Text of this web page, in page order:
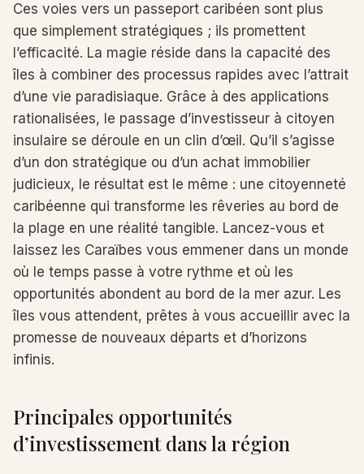
Ces voies vers un passeport caribéen sont plus
que simplement stratégiques ; ils promettent
l’efficacité. La magie réside dans la capacité des
îles à combiner des processus rapides avec l’attrait
d’une vie paradisiaque. Grâce à des applications
rationalisées, le passage d’investisseur à citoyen
insulaire se déroule en un clin d’œil. Qu’il s’agisse
d’un don stratégique ou d’un achat immobilier
judicieux, le résultat est le même : une citoyenneté
caribéenne qui transforme les rêveries au bord de
la plage en une réalité tangible. Lancez-vous et
laissez les Caraïbes vous emmener dans un monde
où le temps passe à votre rythme et où les
opportunités abondent au bord de la mer azur. Les
îles vous attendent, prêtes à vous accueillir avec la
promesse de nouveaux départs et d’horizons
infinis.
Principales opportunités
d’investissement dans la région